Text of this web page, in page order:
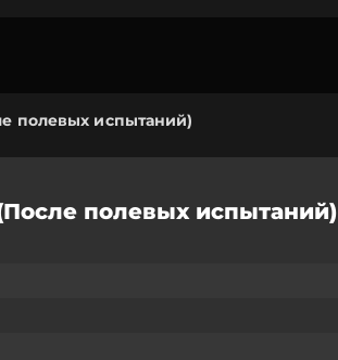
полевых испытаний)
полевых испытаний)